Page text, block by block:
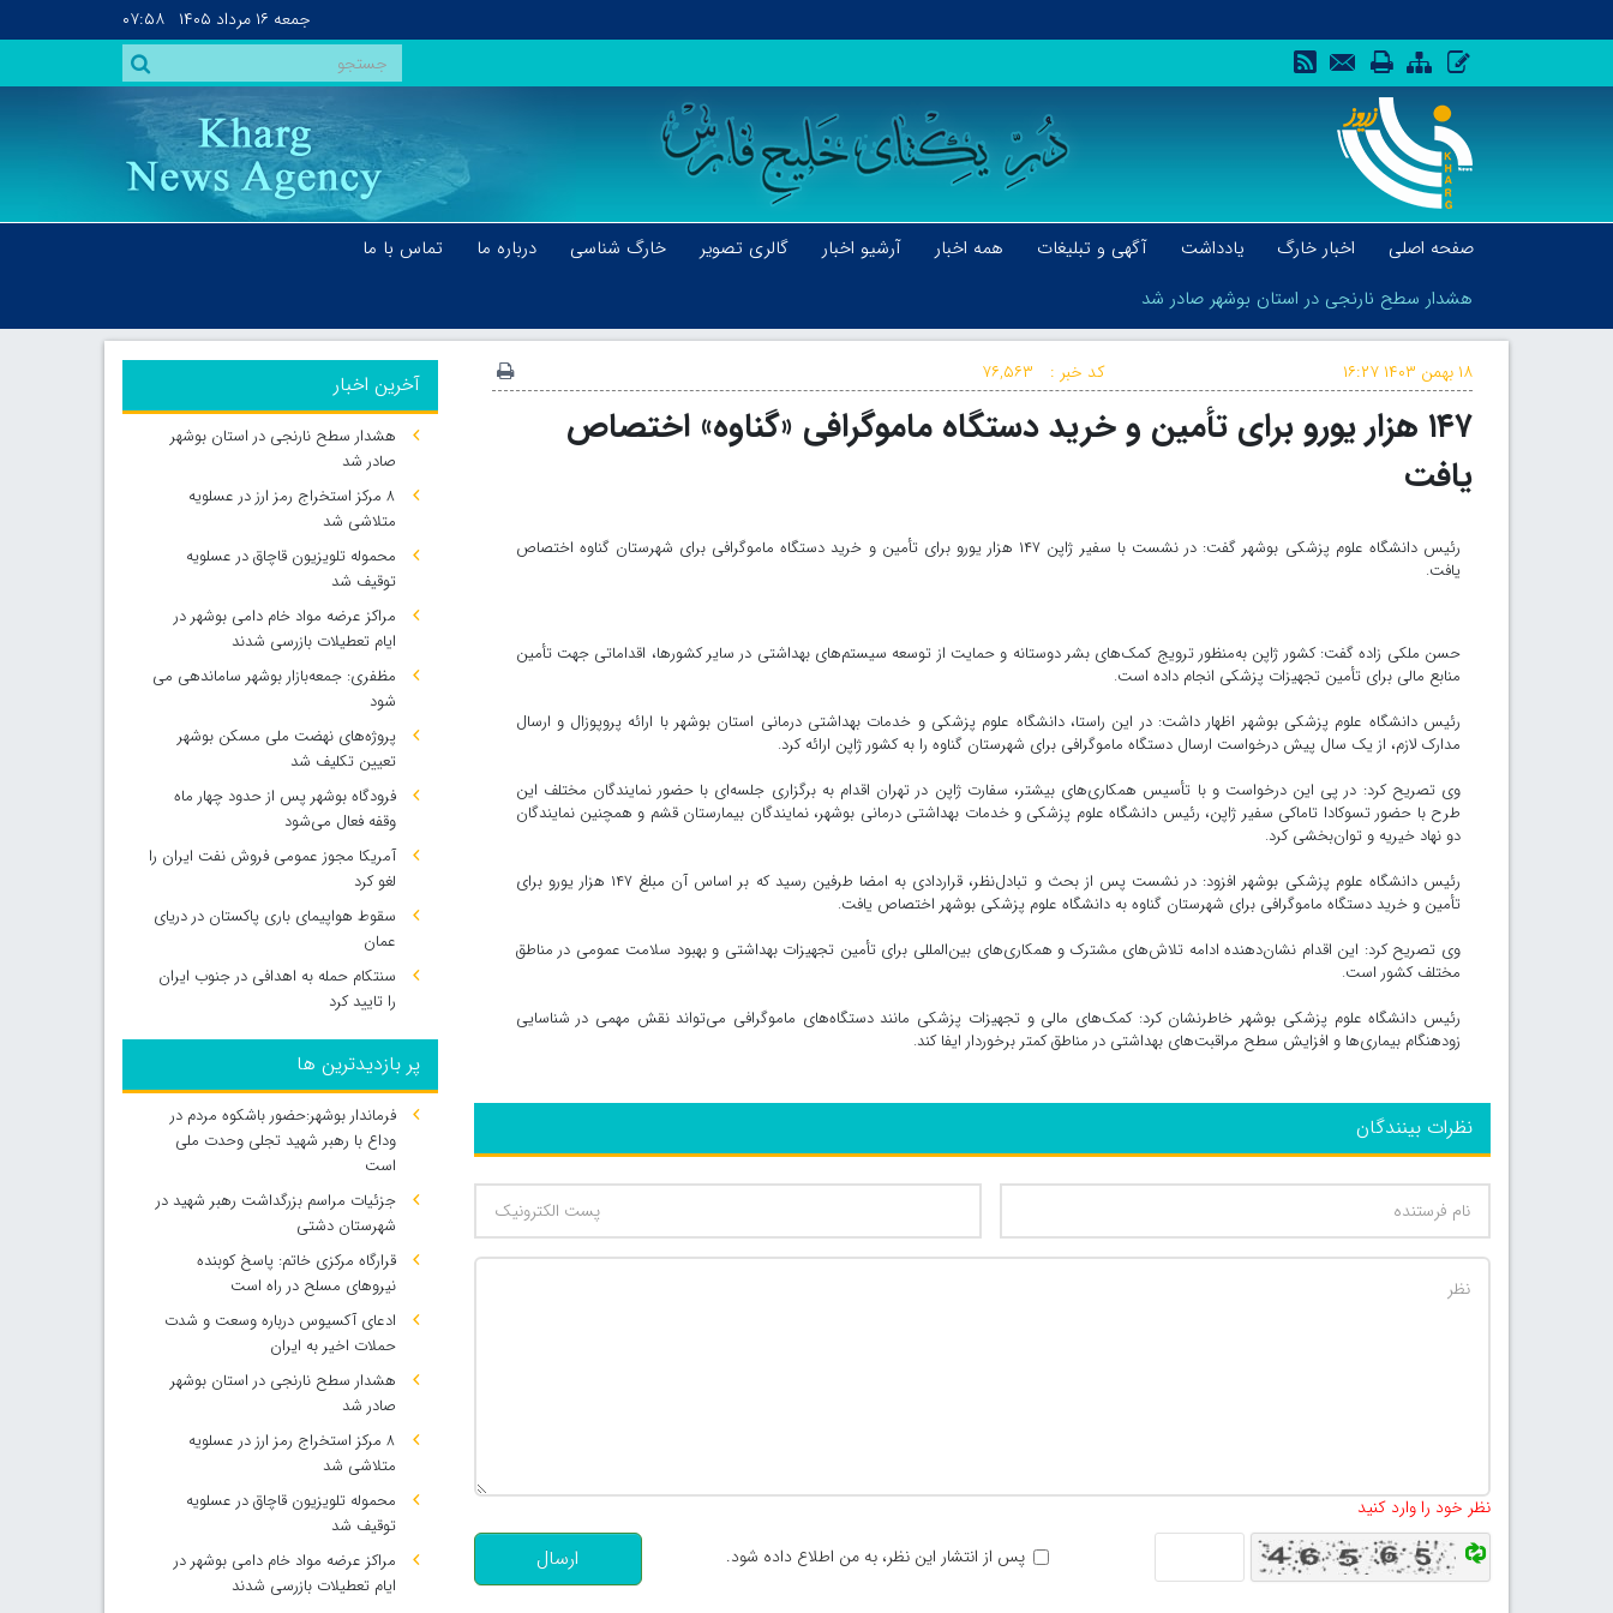
جمعه ۱۶ مرداد ۱۴۰۵ ۰۷:۵۸
صفحه اصلی اخبار خارگ یادداشت آگهی و تبلیغات همه اخبار آرشیو اخبار گالری تصویر خارگ شناسی درباره ما
تماس با ما
هشدار سطح نارنجی در استان بوشهر صادر شد
هشدار سطح نارنجی در استان بوشهر صادر شد
کد خبر : ۷۶,۵۶۳ ۱۸ بهمن ۱۴۰۳ ۱۶:۲۷
۱۴۷ هزار یورو برای تأمین و خرید دستگاه ماموگرافی «گناوه» اختصاص
یافت
رئیس دانشگاه علوم پزشکی بوشهر گفت: در نشست با سفیر ژاپن ۱۴۷ هزار یورو برای تأمین و خرید دستگاه ماموگرافی برای شهرستان گناوه اختصاص
یافت.
حسن ملکی زاده گفت: کشور ژاپن به‌منظور ترویج کمک‌های بشر دوستانه و حمایت از توسعه سیستم‌های بهداشتی در سایر کشورها، اقداماتی جهت تأمین
منابع مالی برای تأمین تجهیزات پزشکی انجام داده است.
رئیس دانشگاه علوم پزشکی بوشهر اظهار داشت: در این راستا، دانشگاه علوم پزشکی و خدمات بهداشتی درمانی استان بوشهر با ارائه پروپوزال و ارسال
مدارک لازم، از یک سال پیش درخواست ارسال دستگاه ماموگرافی برای شهرستان گناوه را به کشور ژاپن ارائه کرد.
وی تصریح کرد: در پی این درخواست و با تأسیس همکاری‌های بیشتر، سفارت ژاپن در تهران اقدام به برگزاری جلسه‌ای با حضور نمایندگان مختلف این
طرح با حضور تسوکادا تاماکی سفیر ژاپن، رئیس دانشگاه علوم پزشکی و خدمات بهداشتی درمانی بوشهر، نمایندگان بیمارستان قشم و همچنین نمایندگان
دو نهاد خیریه و توان‌بخشی کرد.
رئیس دانشگاه علوم پزشکی بوشهر افزود: در نشست پس از بحث و تبادل‌نظر، قراردادی به امضا طرفین رسید که بر اساس آن مبلغ ۱۴۷ هزار یورو برای
تأمین و خرید دستگاه ماموگرافی برای شهرستان گناوه به دانشگاه علوم پزشکی بوشهر اختصاص یافت.
وی تصریح کرد: این اقدام نشان‌دهنده ادامه تلاش‌های مشترک و همکاری‌های بین‌المللی برای تأمین تجهیزات بهداشتی و بهبود سلامت عمومی در مناطق
مختلف کشور است.
رئیس دانشگاه علوم پزشکی بوشهر خاطرنشان کرد: کمک‌های مالی و تجهیزات پزشکی مانند دستگاه‌های ماموگرافی می‌تواند نقش مهمی در شناسایی
زودهنگام بیماری‌ها و افزایش سطح مراقبت‌های بهداشتی در مناطق کمتر برخوردار ایفا کند.
نظرات بینندگان
نظر خود را وارد کنید
پس از انتشار این نظر، به من اطلاع داده شود.
ارسال
آخرین اخبار
هشدار سطح نارنجی در استان بوشهر
صادر شد
۸ مرکز استخراج رمز ارز در عسلویه
متلاشی شد
محموله تلویزیون قاچاق در عسلویه
توقیف شد
مراکز عرضه مواد خام دامی بوشهر در
ایام تعطیلات بازرسی شدند
مظفری: جمعه‌بازار بوشهر ساماندهی می‌
شود
پروژه‌های نهضت ملی مسکن بوشهر
تعیین تکلیف شد
فرودگاه بوشهر پس از حدود چهار ماه
وقفه فعال می‌شود
آمریکا مجوز عمومی فروش نفت ایران را
لغو کرد
سقوط هواپیمای باری پاکستان در دریای
عمان
سنتکام حمله به اهدافی در جنوب ایران
را تایید کرد
پر بازدیدترین ها
فرماندار بوشهر:حضور باشکوه مردم در
وداع با رهبر شهید تجلی وحدت ملی
است
جزئیات مراسم بزرگداشت رهبر شهید در
شهرستان دشتی
قرارگاه مرکزی خاتم: پاسخ کوبنده
نیروهای مسلح در راه است
ادعای آکسیوس درباره وسعت و شدت
حملات اخیر به ایران
هشدار سطح نارنجی در استان بوشهر
صادر شد
۸ مرکز استخراج رمز ارز در عسلویه
متلاشی شد
محموله تلویزیون قاچاق در عسلویه
توقیف شد
مراکز عرضه مواد خام دامی بوشهر در
ایام تعطیلات بازرسی شدند